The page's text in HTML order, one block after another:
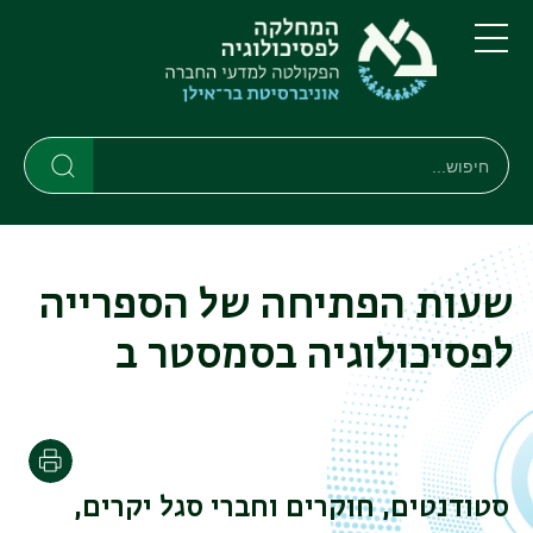
דילוג
לתוכן
העיקרי
דילוג
לתפריט
ניווט
ראשי
תפריט
חיפוש
Search
שעות הפתיחה של הספרייה
לפסיכולוגיה בסמסטר ב
סטודנטים, חוקרים וחברי סגל יקרים,